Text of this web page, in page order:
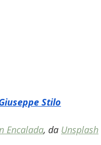
Stilo
Encalada, da Unsplash